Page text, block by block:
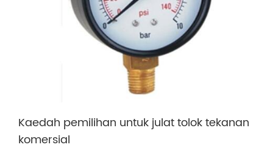
Kaedah pemilihan untuk julat tolok tekanan
komersial